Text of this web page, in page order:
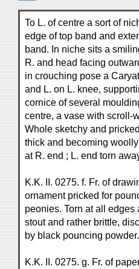
To L. of centre a sort of
edge of top band and
band. In niche sits a
R. and head facing
in crouching pose a
and L. on L. knee,
cornice of several
centre, a vase with scroll-
Whole sketchy and
thick and becoming
at R. end ; L. end torn
K.K. II. 0275. f. Fr. of
ornament pricked for
peonies. Torn at all
stout and rather brittle,
by black pouncing
K.K. II. 0275. g. Fr. of